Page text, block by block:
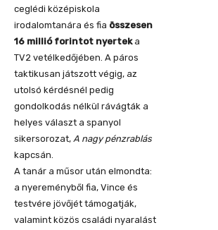
ceglédi középiskola
irodalomtanára és fia összesen
16 millió forintot nyerteka
TV2 vetélkedőjében. A páros
taktikusan játszott végig, az
utolsó kérdésnél pedig
gondolkodás nélkül rávágták a
helyes választ a spanyol
sikersorozat, A nagy pénzrablás
kapcsán.
A tanár a műsor után elmondta:
a nyereményből fia, Vince és
testvére jövőjét támogatják,
valamint közös családi nyaralást